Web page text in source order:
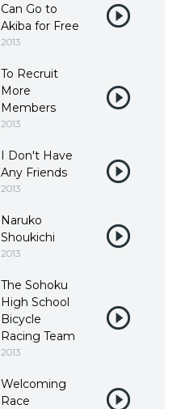
Can Go to
Akiba for Free
2013
To Recruit
More
Members
2013
I Don't Have
Any Friends
2013
Naruko
Shoukichi
2013
The Sohoku
High School
Bicycle
Racing Team
2013
Welcoming
Race